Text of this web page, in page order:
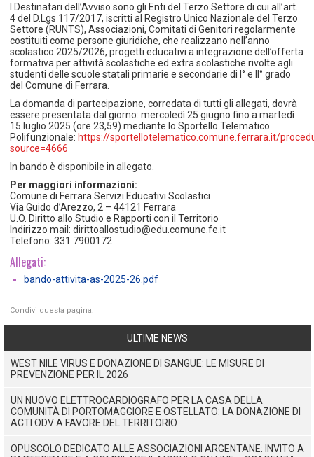
I Destinatari dell’Avviso sono gli Enti del Terzo Settore di cui all’art.
4 del D.Lgs 117/2017, iscritti al Registro Unico Nazionale del Terzo
Settore (RUNTS), Associazioni, Comitati di Genitori regolarmente
costituiti come persone giuridiche, che realizzano nell’anno
scolastico 2025/2026, progetti educativi a integrazione dell’offerta
formativa per attività scolastiche ed extra scolastiche rivolte agli
studenti delle scuole statali primarie e secondarie di I° e II° grado
del Comune di Ferrara.
La domanda di partecipazione, corredata di tutti gli allegati, dovrà
essere presentata dal giorno: mercoledì 25 giugno fino a martedì
15 luglio 2025 (ore 23,59) mediante lo Sportello Telematico
Polifunzionale:https://sportellotelematico.comune.ferrara.it/
source=4666
In bando è disponibile in allegato.
Per maggiori informazioni:
Comune di Ferrara Servizi Educativi Scolastici
Via Guido d’Arezzo, 2 – 44121 Ferrara
U.O. Diritto allo Studio e Rapporti con il Territorio
Indirizzo mail: dirittoallostudio@edu.comune.fe.it
Telefono: 331 7900172
Allegati:
bando-attivita-as-2025-26.pdf
Condivi questa pagina:
ULTIME NEWS
WEST NILE VIRUS E DONAZIONE DI SANGUE: LE MISURE DI
PREVENZIONE PER IL 2026
UN NUOVO ELETTROCARDIOGRAFO PER LA CASA DELLA
COMUNITÀ DI PORTOMAGGIORE E OSTELLATO: LA DONAZIONE DI
ACTI ODV A FAVORE DEL TERRITORIO
OPUSCOLO DEDICATO ALLE ASSOCIAZIONI ARGENTANE: INVITO A